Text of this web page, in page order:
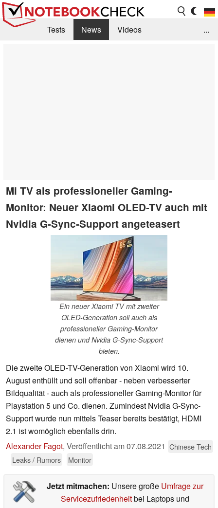
Tests News
Videos
...
Mi TV als professioneller Gaming-
Monitor: Neuer Xiaomi OLED-TV auch mit
Nvidia G-Sync-Support angeteasert
Ein neuer Xiaomi TV mit zweiter
OLED-Generation soll auch als
professioneller Gaming-Monitor
dienen und Nvidia G-Sync-Support
bieten.
Die zweite OLED-TV-Generation von Xiaomi wird 10.
August enthüllt und soll offenbar - neben verbesserter
Bildqualität - auch als professioneller Gaming-Monitor für
Playstation 5 und Co. dienen. Zumindest Nvidia G-Sync-
Support wurde nun mittels Teaser bereits bestätigt, HDMI
2.1 ist womöglich ebenfalls drin.
Alexander Fagot, Veröffentlicht am07.08.2021 Chinese Tech
Leaks / Rumors
Monitor
Jetzt mitmachen: Unsere große Umfrage zur
Servicezufriedenheitbei Laptops und